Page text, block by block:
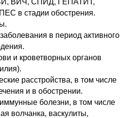
ВИЧ, СПИД, ГЕПАТИТ,
в стадии обострения.
в период активного
и кроветворных органов
расстройства, в том числе
и в обострении.
болезни, в том числе
волчанка, васкулиты,